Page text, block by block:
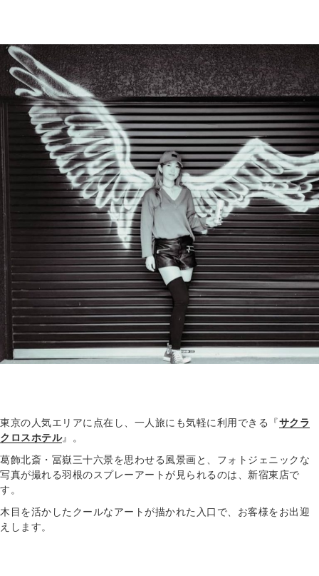
東京の人気エリアに点在し、一人旅にも気軽に利用できる『サクラ
クロスホテル』。
葛飾北斎・冨嶽三十六景を思わせる風景画と、フォトジェニックな
写真が撮れる羽根のスプレーアートが見られるのは、新宿東店で
す。
木目を活かしたクールなアートが描かれた入口で、お客様をお出迎
えします。